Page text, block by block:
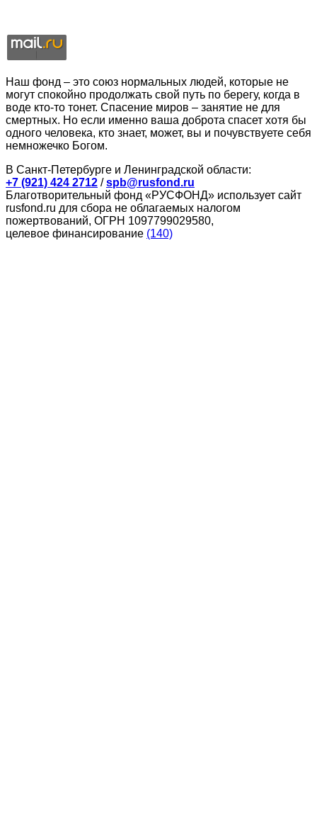
Наш фонд – это союз нормальных людей, которые не
могут спокойно продолжать свой путь по берегу, когда в
воде кто-то тонет. Спасение миров – занятие не для
смертных. Но если именно ваша доброта спасет хотя бы
одного человека, кто знает, может, вы и почувствуете себя
немножечко Богом.
В Санкт-Петербурге и Ленинградской области:
+7 (921) 424 2712 /spb@rusfond.ru
Благотворительный фонд «РУСФОНД» использует сайт
rusfond.ru для сбора не облагаемых налогом
пожертвований, ОГРН 1097799029580,
целевое финансирование (140)